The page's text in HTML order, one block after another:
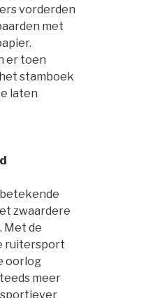
vorderden
met
er toen
stamboek
laten
zwaardere
Met de
ruitersport
oorlog
meer
sportiever